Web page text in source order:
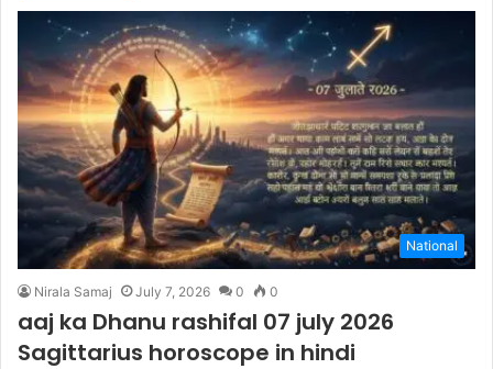
National
Nirala Samaj July 7, 2026 0 0
aaj ka Dhanu rashifal 07 july 2026
Sagittarius horoscope in hindi